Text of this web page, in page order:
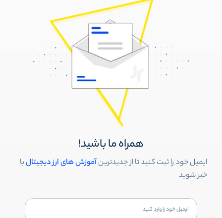
همراه ما باشید!
ایمیل خود را ثبت کنید تا از جدیدترینآموزش های ارز دیجیتالبا
خبر شوید